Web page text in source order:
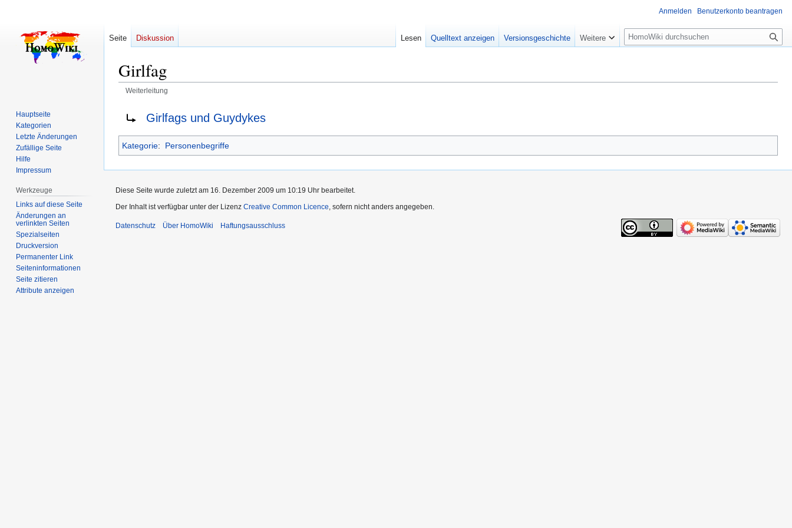
Girlfag
Weiterleitung
Navigation
springen
Suche
springen
Weiterleitung nach:
Girlfags und Guydykes
Kategorie: Personenbegriffe
Anmelden Benutzerkonto beantragen
Seite Diskussion Lesen Quelltext anzeigen Versionsgeschichte Weitere
Suche
Hauptseite
Kategorien
Letzte Änderungen
Zufällige Seite
Hilfe
Impressum
Werkzeuge
Links auf diese Seite
Änderungen an
verlinkten Seiten
Spezialseiten
Druckversion
Permanenter Link
Seiten­­informationen
Seite zitieren
Attribute anzeigen
Diese Seite wurde zuletzt am 16. Dezember 2009 um 10:19 Uhr bearbeitet.
Der Inhalt ist verfügbar unter der Lizenz Creative Common Licence , sofern nicht anders angegeben.
Datenschutz Über HomoWiki Haftungsausschluss